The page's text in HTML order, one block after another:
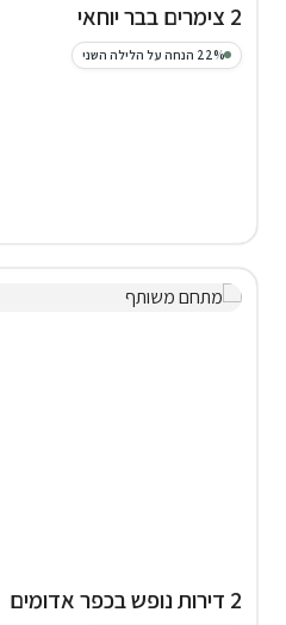
2 צימרים בבר יוחאי
22% הנחה על הלילה השני
2 דירות נופש בכפר אדומים